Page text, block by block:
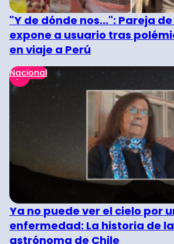
"Y de dónde nos...": Pareja
expone a usuario tras
en viaje a Perú
Nacional
Ya no puede ver el cielo por
enfermedad: La historia de
astrónoma de Chile